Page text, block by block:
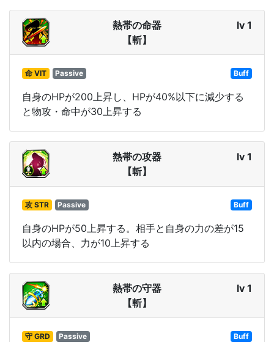
熱帯の命器
【斬】
lv 1
命 VIT Passive Buff
自身のHPが200上昇し、HPが40%以下に減少する
と物攻・命中が30上昇する
熱帯の攻器
【斬】
lv 1
攻 STR Passive Buff
自身のHPが50上昇する。相手と自身の力の差が15
以内の場合、力が10上昇する
熱帯の守器
【斬】
lv 1
守 GRD Passive Buff